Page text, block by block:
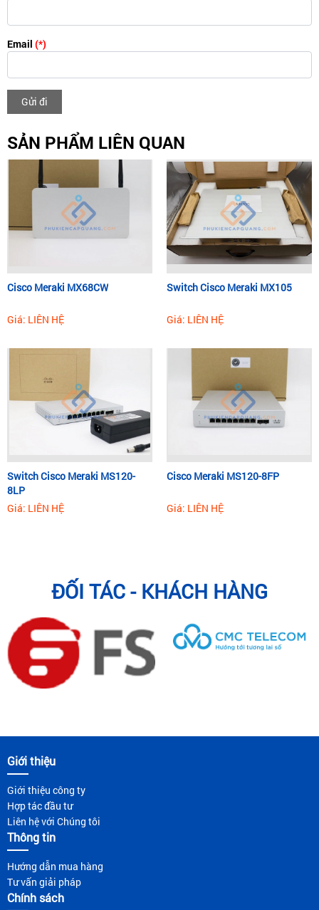
Email (*)
Gửi đi
SẢN PHẨM LIÊN QUAN
Cisco Meraki MX68CW
Giá: LIÊN HỆ
Switch Cisco Meraki MX105
Giá: LIÊN HỆ
Switch Cisco Meraki MS120-
8LP
Giá: LIÊN HỆ
Cisco Meraki MS120-8FP
Giá: LIÊN HỆ
ĐỐI TÁC - KHÁCH HÀNG
Giới thiệu
Giới thiệu công ty
Hợp tác đầu tư
Liên hệ với Chúng tôi
Thông tin
Hướng dẫn mua hàng
Tư vấn giải pháp
Chính sách